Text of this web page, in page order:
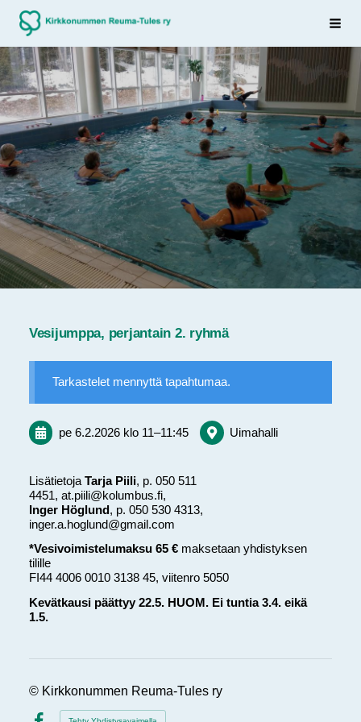
Siirry
sivun
sisältöön
Sivuston etusivulle
Vesijumppa, perjantain 2. ryhmä
Tarkastelet mennyttä tapahtumaa.
pe 6.2.2026 klo 11–11:45 Uimahalli
Lisätietoja Tarja Piili, p. 050 511
4451, at.piili@kolumbus.fi,
Inger Höglund , p. 050 530 4313,
inger.a.hoglund@gmail.com
*Vesivoimistelumaksu 65 €maksetaan yhdistyksen
tilille
FI44 4006 0010 3138 45, viitenro 5050
Kevätkausi päättyy 22.5. HUOM. Ei tuntia 3.4. eikä
1.5.
© Kirkkonummen Reuma-Tules ry